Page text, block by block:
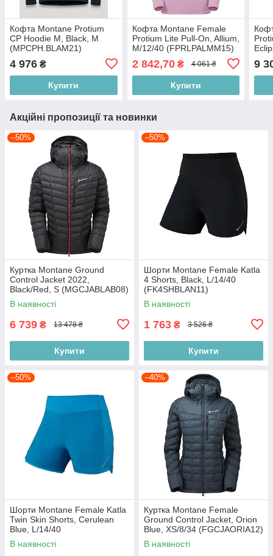
Кофта Montane Protium
CP Hoodie M, Black, M
(MPCPH.BLAM21)
4 976 ₴
Купити
Кофта Montane Female
Protium Lite Pull-On, Allium,
M/12/40 (FPRLPALMM15)
2 842,70₴ 4 061 ₴
Купити
9
Акційні пропозиції та новинки
–50%
Куртка Montane Ground
Control Jacket 2022,
Black/Red, S (MGCJABLAB08)
В наявності
6 739 ₴ 13 478 ₴
Купити
–50%
Шорти Montane Female Katla
4 Shorts, Black, L/14/40
(FK4SHBLAN11)
В наявності
1 763 ₴ 3 526 ₴
Купити
–50%
Шорти Montane Female Katla
Twin Skin Shorts, Cerulean
Blue, L/14/40
(FKTSKCERN11)
В наявності
–40%
Куртка Montane Female
Ground Control Jacket, Orion
Blue, XS/8/34 (FGCJAORIA12)
В наявності